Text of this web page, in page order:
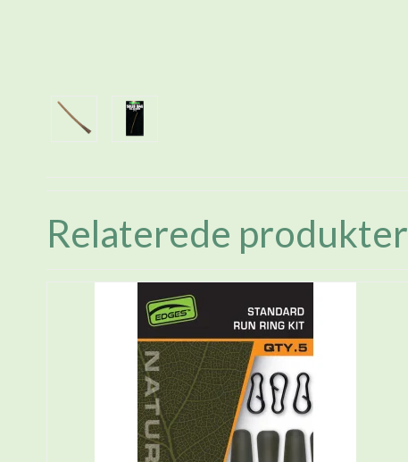
Relaterede produkter